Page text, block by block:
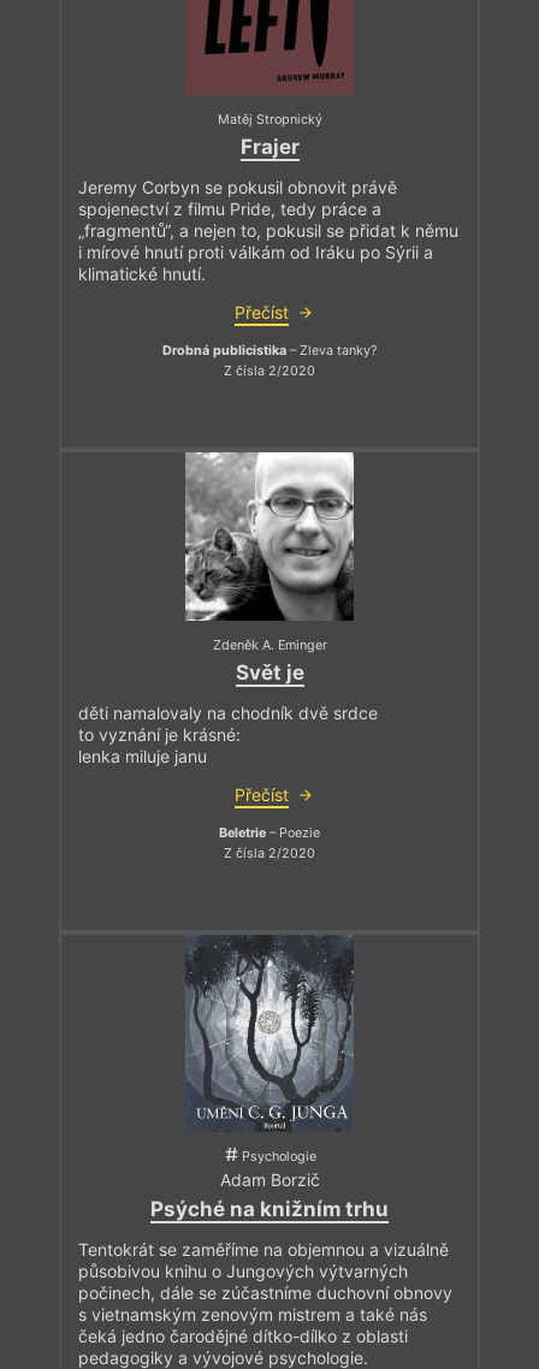
Matěj Stropnický
Frajer
Jeremy Corbyn se pokusil obnovit právě
spojenectví z filmu Pride, tedy práce a
„fragmentů“, a nejen to, pokusil se přidat k němu
i mírové hnutí proti válkám od Iráku po Sýrii a
klimatické hnutí.
Přečíst
Drobná publicistika – Zleva tanky?
Z čísla 2/2020
Zdeněk A. Eminger
Svět je
děti namalovaly na chodník dvě srdce
to vyznání je krásné:
lenka miluje janu
Přečíst
Beletrie – Poezie
Z čísla 2/2020
Psychologie
Adam Borzič
Psýché na knižním trhu
Tentokrát se zaměříme na objemnou a vizuálně
působivou knihu o Jungových výtvarných
počinech, dále se zúčastníme duchovní obnovy
s vietnamským zenovým mistrem a také nás
čeká jedno čarodějné dítko-dílko z oblasti
pedagogiky a vývojové psychologie.